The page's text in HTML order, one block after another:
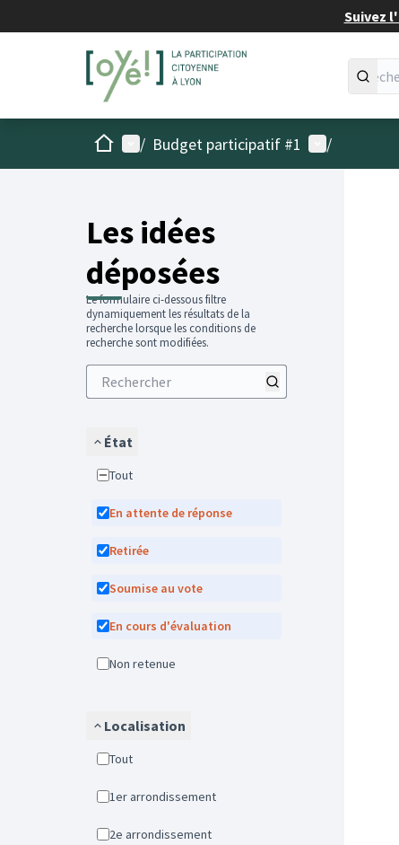
Suivez
AccueilMenu principal
/ Budget participatif #1 Menu
/
Les idées
déposées
Le formulaire ci-dessous filtre
dynamiquement les résultats de la
recherche lorsque les conditions de
recherche sont modifiées.
État
Tout
En attente de réponse
Retirée
Soumise au vote
En cours d'évaluation
Non retenue
Localisation
Tout
1er arrondissement
2e arrondissement